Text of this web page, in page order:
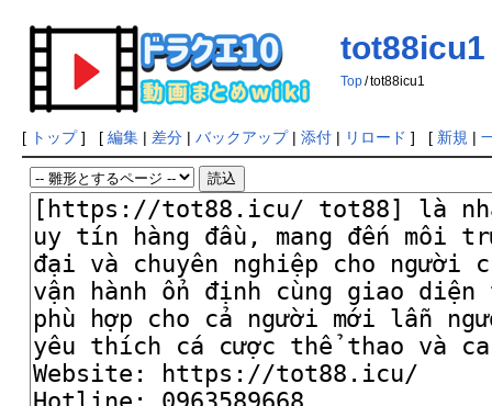
tot88icu1
Top /tot88icu1
[ トップ] [ 編集| 差分| バックアップ| 添付| リロード ] [ 新規 |